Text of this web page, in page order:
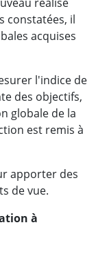
constatées, il
acquises
l'indice de
des objectifs,
globale de la
est remis à
apporter des
de vue.
à